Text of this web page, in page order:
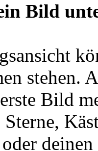
Bild
stehen.
Bild